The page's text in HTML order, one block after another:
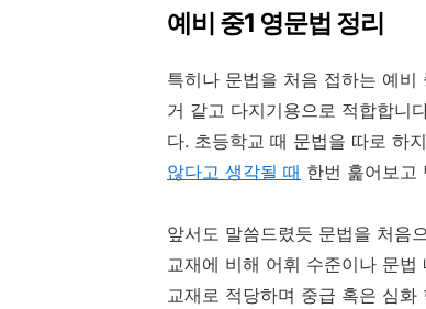
예비 중1 영문법 정리
특히나 문법을 처음 접하는 예
거 같고 다지기용으로 적합합니
다. 초등학교 때 문법을 따로 하
않다고 생각될 때 한번 훑어보고
앞서도 말씀드렸듯 문법을 처음
교재에 비해 어휘 수준이나 문
교재로 적당하며 중급 혹은 심